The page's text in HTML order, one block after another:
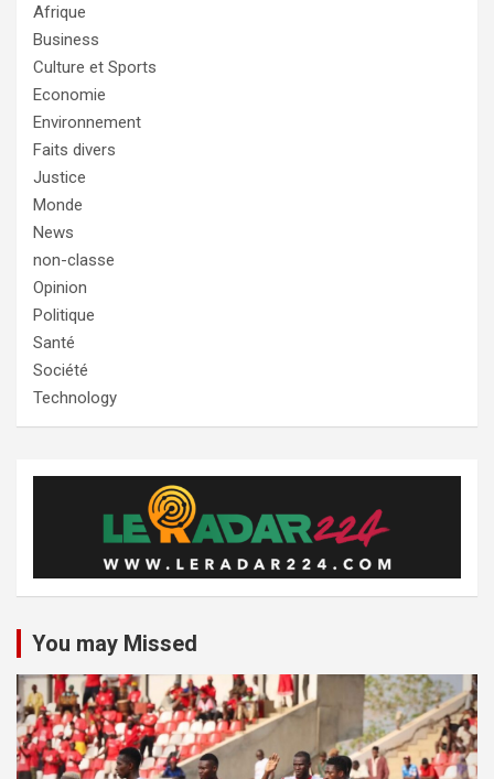
Afrique
Business
Culture et Sports
Economie
Environnement
Faits divers
Justice
Monde
News
non-classe
Opinion
Politique
Santé
Société
Technology
You may Missed